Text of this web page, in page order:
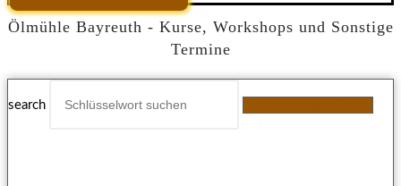
Ölmühle Bayreuth - Kurse, Workshops und Sonstige
Termine
search